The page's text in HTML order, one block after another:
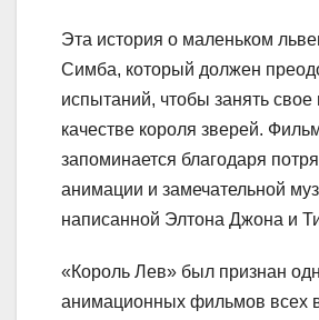
Эта история о маленьком
Симба, который должен
испытаний, чтобы занять свое
качестве короля зверей.
запоминается благодаря
анимации и замечательной
написанной Элтона Джона и
«Король Лев» был признан
анимационных фильмов всех